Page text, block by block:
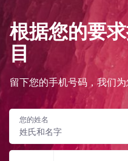
根据您的要
目
留下您的手机号码，我们
您的姓名